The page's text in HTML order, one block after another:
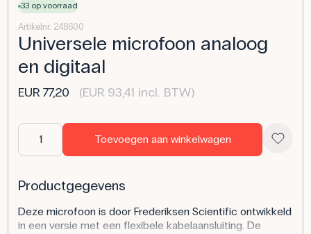
33 op voorraad
Artikelnr. 248600
Universele microfoon analoog
en digitaal
EUR 77,20 (EUR 93,41 incl. BTW)
Toevoegen aan winkelwagen
Productgegevens
Deze microfoon is door Frederiksen Scientific ontwikkeld
in een versie met een flexibele kabelaansluiting. De